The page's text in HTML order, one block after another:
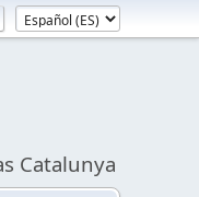
Catalunya